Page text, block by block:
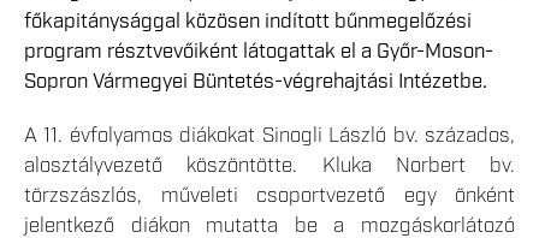
főkapitánysággal közösen indított bűnmegelőzési
program résztvevőiként látogattak el a Győr-Moson-
Sopron Vármegyei Büntetés-végrehajtási Intézetbe.
A 11. évfolyamos diákokat Sinogli László bv. százados,
alosztályvezető köszöntötte. Kluka Norbert bv.
törzszászlós, műveleti csoportvezető egy önként
jelentkező diákon mutatta be a mozgáskorlátozó